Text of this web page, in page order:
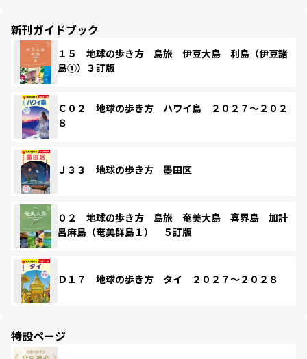
新刊ガイドブック
１５ 地球の歩き方 島旅 伊豆大島 利島（伊豆諸
島①）３訂版
Ｃ０２ 地球の歩き方 ハワイ島 ２０２７～２０２
８
Ｊ３３ 地球の歩き方 墨田区
０２ 地球の歩き方 島旅 奄美大島 喜界島 加計
呂麻島（奄美群島１） ５訂版
Ｄ１７ 地球の歩き方 タイ ２０２７～２０２８
特設ページ